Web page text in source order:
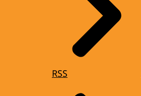
RSS